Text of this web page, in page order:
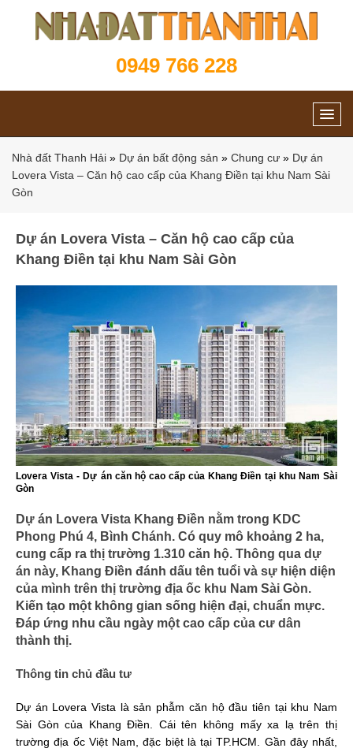
0949 766 228
Nhà đất Thanh Hải » Dự án bất động sản » Chung cư » Dự án
Lovera Vista – Căn hộ cao cấp của Khang Điền tại khu Nam Sài
Gòn
Dự án Lovera Vista – Căn hộ cao cấp của
Khang Điền tại khu Nam Sài Gòn
Lovera Vista - Dự án căn hộ cao cấp của Khang Điền tại khu Nam Sài
Gòn
Dự án Lovera Vista Khang Điền nằm trong KDC
Phong Phú 4, Bình Chánh. Có quy mô khoảng 2 ha,
cung cấp ra thị trường 1.310 căn hộ. Thông qua dự
án này, Khang Điền đánh dấu tên tuổi và sự hiện diện
của mình trên thị trường địa ốc khu Nam Sài Gòn.
Kiến tạo một không gian sống hiện đại, chuẩn mực.
Đáp ứng nhu cầu ngày một cao cấp của cư dân
thành thị.
Thông tin chủ đầu tư
Dự án Lovera Vista là sản phẫm căn hộ đầu tiên tại khu Nam
Sài Gòn của Khang Điền. Cái tên không mấy xa lạ trên thị
trường địa ốc Việt Nam, đặc biệt là tại TP.HCM. Gần đây nhất,